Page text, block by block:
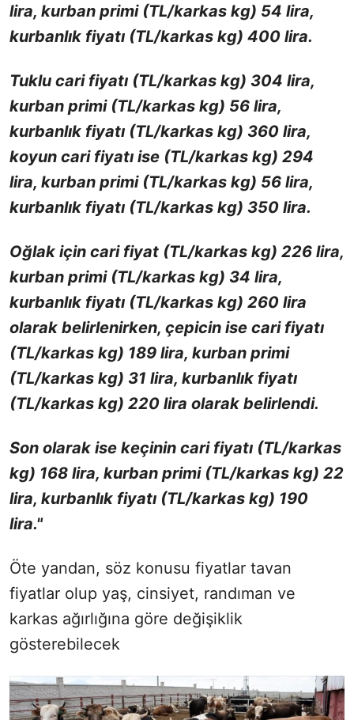
lira, kurban primi (TL/karkas kg) 54 lira,
kurbanlık fiyatı (TL/karkas kg) 400 lira.
Tuklu cari fiyatı (TL/karkas kg) 304 lira,
kurban primi (TL/karkas kg) 56 lira,
kurbanlık fiyatı (TL/karkas kg) 360 lira,
koyun cari fiyatı ise (TL/karkas kg) 294
lira, kurban primi (TL/karkas kg) 56 lira,
kurbanlık fiyatı (TL/karkas kg) 350 lira.
Oğlak için cari fiyat (TL/karkas kg) 226 lira,
kurban primi (TL/karkas kg) 34 lira,
kurbanlık fiyatı (TL/karkas kg) 260 lira
olarak belirlenirken, çepicin ise cari fiyatı
(TL/karkas kg) 189 lira, kurban primi
(TL/karkas kg) 31 lira, kurbanlık fiyatı
(TL/karkas kg) 220 lira olarak belirlendi.
Son olarak ise keçinin cari fiyatı (TL/karkas
kg) 168 lira, kurban primi (TL/karkas kg) 22
lira, kurbanlık fiyatı (TL/karkas kg) 190
lira."
Öte yandan, söz konusu fiyatlar tavan
fiyatlar olup yaş, cinsiyet, randıman ve
karkas ağırlığına göre değişiklik
gösterebilecek